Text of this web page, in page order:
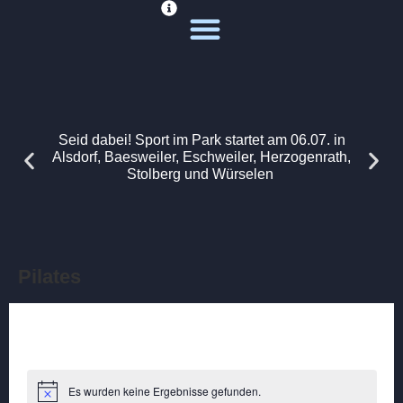
Seid dabei! Sport im Park startet am 06.07. in
Alsdorf, Baesweiler, Eschweiler, Herzogenrath,
Stolberg und Würselen
Es wurden keine Ergebnisse gefunden.